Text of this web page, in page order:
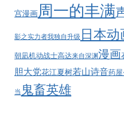
宫漫画周一的丰满
影之实力者我独自升级 日本动
朝凪机动战士高达来自深渊漫画
胆大党花江夏树若山诗音药
当 鬼畜英雄